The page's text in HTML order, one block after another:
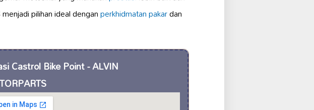
pilihan ideal denganperkhidmatan pakardan
Castrol Bike Point - ALVIN